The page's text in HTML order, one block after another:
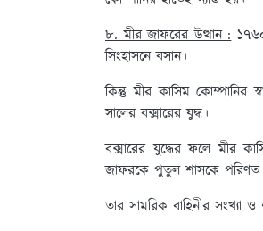
৮. মীর জাফরের উত্থান :
সিংহাসনে বসান।
কিন্তু মীর কাসিম কোম্পানির
সালের বক্সারের যুদ্ধ।
বক্সারের যুদ্ধের ফলে মীর
জাফরকে পুতুল শাসকে পরিণত
তার সামরিক বাহিনীর সংখ্যা